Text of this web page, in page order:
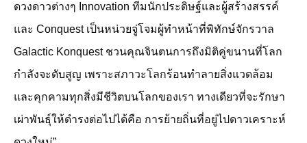
ดวงดาวต่างๆ Innovation ทีมนักประดิษฐ์และผู้สร้างสรรค์
และ Conquest เป็นหน่วยจู่โจมผู้ทำหน้าที่พิทักษ์จักรวาล
Galactic Konquest ชวนคุณจินตนการถึงมิติคู่ขนานที่โลก
กำลังจะดับสูญ เพราะสภาวะโลกร้อนทำลายสิ่งแวดล้อม
และคุกคามทุกสิ่งมีชีวิตบนโลกของเรา ทางเดียวที่จะรักษา
เผ่าพันธุ์ให้ดำรงต่อไปได้คือ การย้ายถิ่นที่อยู่ไปดาวเคราะห์